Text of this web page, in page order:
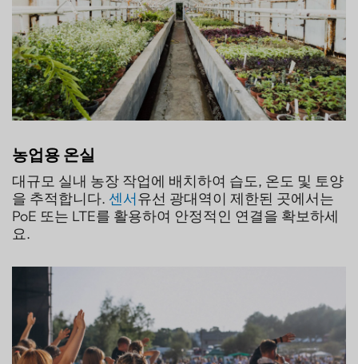
농업용 온실
대규모 실내 농장 작업에 배치하여 습도, 온도 및 토양
을 추적합니다. 센서유선 광대역이 제한된 곳에서는
PoE 또는 LTE를 활용하여 안정적인 연결을 확보하세
요.